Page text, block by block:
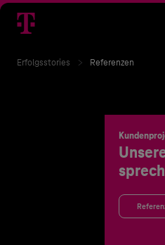
Erfolgsstories Referenzen